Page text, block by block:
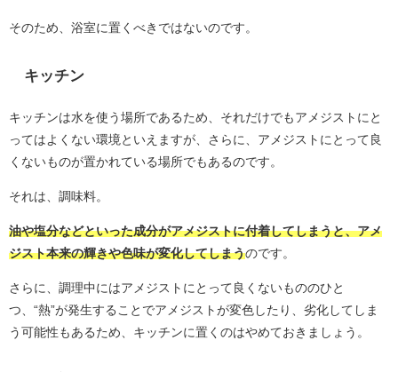
そのため、浴室に置くべきではないのです。
キッチン
キッチンは水を使う場所であるため、それだけでもアメジストにと
ってはよくない環境といえますが、さらに、アメジストにとって良
くないものが置かれている場所でもあるのです。
それは、調味料。
油や塩分などといった成分がアメジストに付着してしまうと、アメ
ジスト本来の輝きや色味が変化してしまうのです。
さらに、調理中にはアメジストにとって良くないもののひと
つ、“熱”が発生することでアメジストが変色したり、劣化してしま
う可能性もあるため、キッチンに置くのはやめておきましょう。